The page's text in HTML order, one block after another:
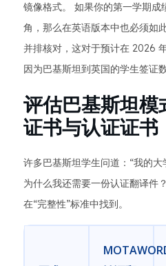
镜像格式。 如果你的第一学期成
角，那么在英语版本中也必须如
并排核对，这对于预计在 2026
因为巴基斯坦到英国的学生签证
评估巴基斯坦模
证书与认证证书
许多巴基斯坦学生问道：“我的大
为什么我还需要一份认证翻译件
在“完整性”标准中找到。